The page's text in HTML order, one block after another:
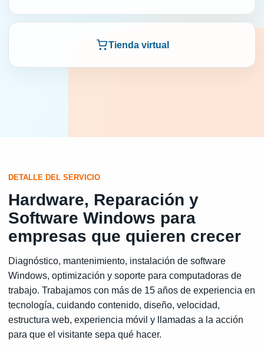
Tienda virtual
DETALLE DEL SERVICIO
Hardware, Reparación y
Software Windows para
empresas que quieren crecer
Diagnóstico, mantenimiento, instalación de software
Windows, optimización y soporte para computadoras de
trabajo. Trabajamos con más de 15 años de experiencia en
tecnología, cuidando contenido, diseño, velocidad,
estructura web, experiencia móvil y llamadas a la acción
para que el visitante sepa qué hacer.